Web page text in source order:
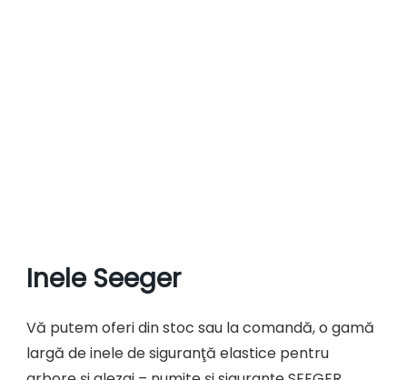
Inele Seeger
Vă putem oferi din stoc sau la comandă, o gamă
largă de inele de siguranţă elastice pentru